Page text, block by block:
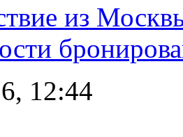
из
12:44